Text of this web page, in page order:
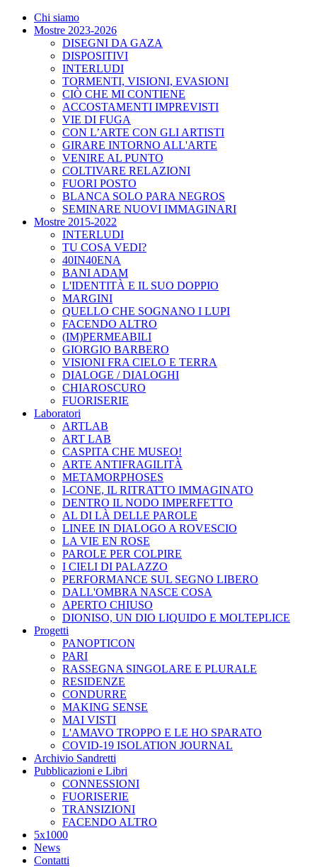
Chi siamo
Mostre 2023-2026
DISEGNI DA GAZA
DISPOSITIVI
INTERLUDI
TORMENTI, VISIONI, EVASIONI
CIÒ CHE MI CONTIENE
ACCOSTAMENTI IMPREVISTI
VIE DI FUGA
CON L’ARTE CON GLI ARTISTI
GIRARE INTORNO ALL'ARTE
VENIRE AL PUNTO
COLTIVARE RELAZIONI
FUORI POSTO
BLANCA SOLO PARA NEGROS
SEMINARE NUOVI IMMAGINARI
Mostre 2015-2022
INTERLUDI
TU COSA VEDI?
40IN40ENA
BANI ADAM
L'IDENTITÀ E IL SUO DOPPIO
MARGINI
QUELLO CHE SOGNANO I LUPI
FACENDO ALTRO
(IM)PERMEABILI
GIORGIO BARBERO
VISIONI FRA CIELO E TERRA
DIALOGE / DIALOGHI
CHIAROSCURO
FUORISERIE
Laboratori
ARTLAB
ART LAB
CASPITA CHE MUSEO!
ARTE ANTIFRAGILITÀ
METAMORPHOSES
I-CONE, IL RITRATTO IMMAGINATO
DENTRO IL NODO IMPERFETTO
AL DI LÀ DELLE PAROLE
LINEE IN DIALOGO A ROVESCIO
LA VIE EN ROSE
PAROLE PER COLPIRE
I CIELI DI PALAZZO
PERFORMANCE SUL SEGNO LIBERO
DALL'OMBRA NASCE COSA
APERTO CHIUSO
DIONISO, UN DIO LIQUIDO E MOLTEPLICE
Progetti
PANOPTICON
PARI
RASSEGNA SINGOLARE E PLURALE
RESIDENZE
CONDURRE
MAKING SENSE
MAI VISTI
L'AMAVO TROPPO E LE HO SPARATO
COVID-19 ISOLATION JOURNAL
Archivio Sandretti
Pubblicazioni e Libri
CONNESSIONI
FUORISERIE
TRANSIZIONI
FACENDO ALTRO
5x1000
News
Contatti